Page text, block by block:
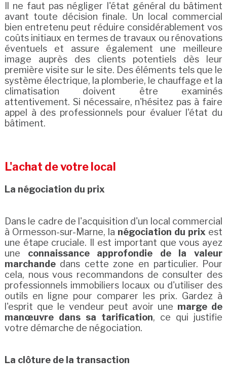
Il ne faut pas négliger l'état général du bâtiment
avant toute décision finale. Un local commercial
bien entretenu peut réduire considérablement vos
coûts initiaux en termes de travaux ou rénovations
éventuels et assure également une meilleure
image auprès des clients potentiels dès leur
première visite sur le site. Des éléments tels que le
système électrique, la plomberie, le chauffage et la
climatisation doivent être examinés
attentivement. Si nécessaire, n'hésitez pas à faire
appel à des professionnels pour évaluer l'état du
bâtiment.
L'achat de votre local
La négociation du prix
Dans le cadre de l'acquisition d'un local commercial
à Ormesson-sur-Marne, la négociation du prix est
une étape cruciale. Il est important que vous ayez
une connaissance approfondie de la valeur
marchandedans cette zone en particulier. Pour
cela, nous vous recommandons de consulter des
professionnels immobiliers locaux ou d'utiliser des
outils en ligne pour comparer les prix. Gardez à
l'esprit que le vendeur peut avoir une marge de
manœuvre dans sa tarification, ce qui justifie
votre démarche de négociation.
La clôture de la transaction